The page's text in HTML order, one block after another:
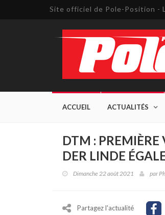
Site officiel de Pole-Position -
ACCUEIL ACTUALITÉS
DTM :
DER LINDE
Dimanche 22 août 2021 par
Partagez l'actualité